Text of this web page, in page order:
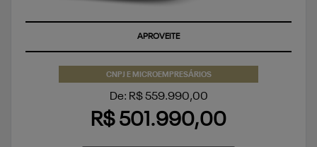
APROVEITE
CNPJ E MICROEMPRESÁRIOS
De: R$ 559.990,00
R$ 501.990,00